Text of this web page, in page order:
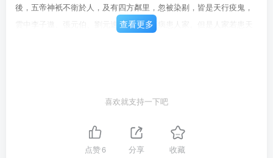
後，五帝神衹不衛於人，及有四方粼里，忽被染剔，皆是天行疫鬼，
雲中李子遨、張元伯、劉元速、烏丸鬼等病患人家。但是人家若患天
五盤每盤一斗二升，酒一斗盖子四十隻，信錢五分每分一百二十文，
紙一束五帖作錢財，五帖鎮座。醮盤四十分餅、胡桃、乾棗、乾魚、
鹿脯、時新菓子，茅香渴一碗，燈十二盏，桃牌六枚各長一尺一寸閤
查看更多
喜欢就支持一下吧
点赞6 分享 收藏